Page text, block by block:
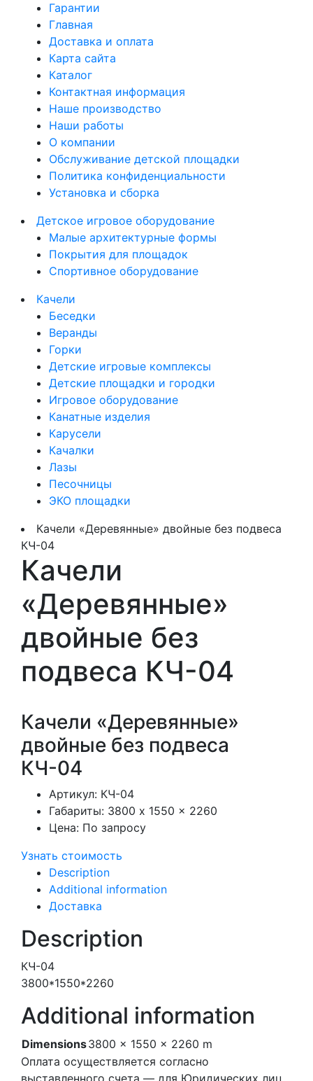
Гарантии
Главная
Доставка и оплата
Карта сайта
Каталог
Контактная информация
Наше производство
Наши работы
О компании
Обслуживание детской площадки
Политика конфиденциальности
Установка и сборка
Детское игровое оборудование
Малые архитектурные формы
Покрытия для площадок
Спортивное оборудование
Качели
Беседки
Веранды
Горки
Детские игровые комплексы
Детские площадки и городки
Игровое оборудование
Канатные изделия
Карусели
Качалки
Лазы
Песочницы
ЭКО площадки
Качели «Деревянные» двойные без подвеса
КЧ-04
Качели
«Деревянные»
двойные без
подвеса КЧ-04
Качели «Деревянные»
двойные без подвеса
КЧ-04
Артикул: КЧ-04
Габариты: 3800 x 1550 x 2260
Цена: По запросу
Узнать стоимость
Description
Additional information
Доставка
Description
КЧ-04
3800*1550*2260
Additional information
Dimensions3800 × 1550 × 2260 m
Оплата осуществляется согласно
выставленного счета — для Юридических лиц.